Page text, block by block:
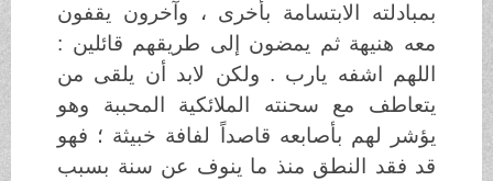
بمبادلته الابتسامة بأخرى ، وآخرون يقفون
معه هنيهة ثم يمضون إلى طريقهم قائلين :
اللهم اشفه يارب . ولكن لابد أن يلقى من
يتعاطف مع سحنته الملائكية المحببة وهو
يؤشر لهم بأصابعه قاصداً لفافة خبيثة ؛ فهو
قد فقد النطق منذ ما ينوف عن سنة بسبب